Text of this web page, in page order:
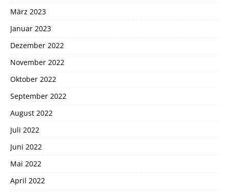
März 2023
Januar 2023
Dezember 2022
November 2022
Oktober 2022
September 2022
August 2022
Juli 2022
Juni 2022
Mai 2022
April 2022